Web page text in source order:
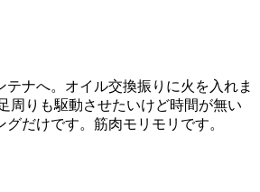
テナへ。オイル交換振りに火を入れま
周りも駆動させたいけど時間が無い
だけです。筋肉モリモリです。